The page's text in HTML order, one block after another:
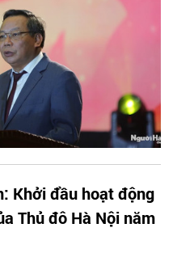
Khởi đầu hoạt động
Thủ đô Hà Nội năm